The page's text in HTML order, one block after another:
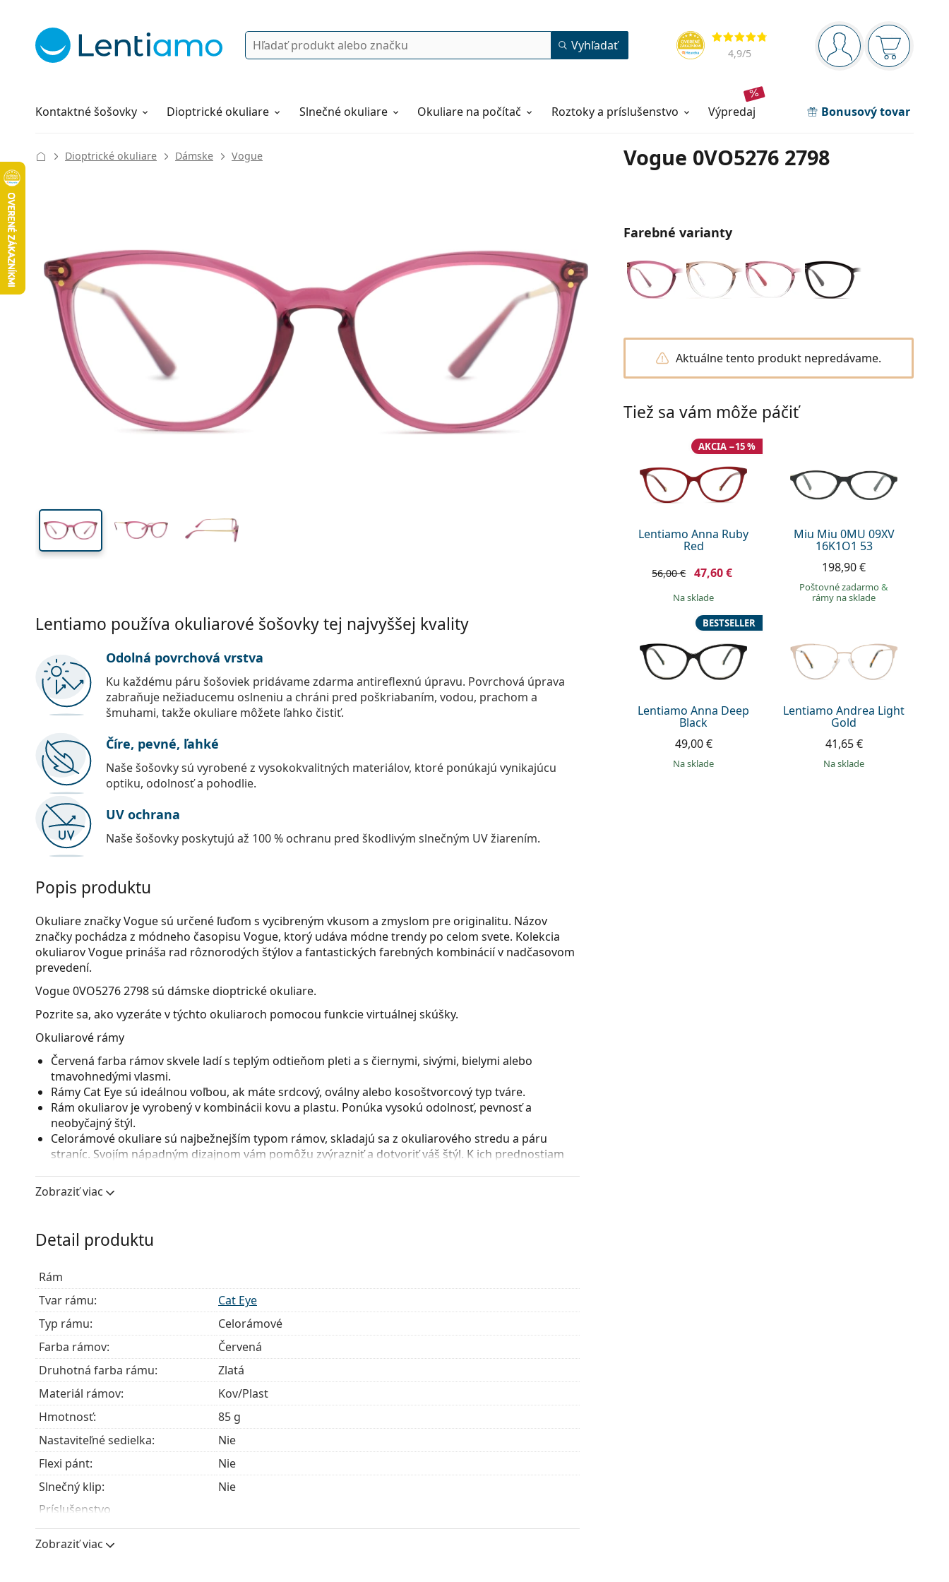
Navigačný panel
ste prihláseníNákupný
Hodnotenia
4,9/5
Vyhľadávanie Vyhľadať
Kontaktné šošovky
Roztoky Dioptrické okuliare Slnečné okuliare Okuliare na počítač Roztoky a príslušenstvo výpredaj Bonusový tovar
Všetko o nákupe
Vogue 0VO5276 2798
Dioptrické okuliare Dámske Vogue
Farebné varianty
Aktuálne tento produkt nepredávame.
Tiež sa vám môže páčiť
Lentiamo Anna Ruby
Red
AKCIA −15 %
56,00 € 47,60 €
na sklade
Miu Miu 0MU 09XV
16K1O1 53
198,90 €
Poštovné zadarmo&
rámy na sklade
Lentiamo Anna Deep
Black
BESTSELLER
49,00 €
na sklade
Lentiamo Andrea Light
Gold
41,65 €
na sklade
Lentiamo používa okuliarové šošovky tej najvyššej kvality
Odolná povrchová vrstva
Ku každému páru šošoviek pridávame zdarma antireflexnú úpravu. Povrchová úprava
zabraňuje nežiaducemu oslneniu a chráni pred poškriabaním, vodou, prachom a
šmuhami, takže okuliare môžete ľahko čistiť.
Číre, pevné, ľahké
Naše šošovky sú vyrobené z vysokokvalitných materiálov, ktoré ponúkajú vynikajúcu
optiku, odolnosť a pohodlie.
UV ochrana
Naše šošovky poskytujú až 100 % ochranu pred škodlivým slnečným UV žiarením.
Popis produktu
Okuliare značky Vogue sú určené ľuďom s vycibreným vkusom a zmyslom pre originalitu. Názov
značky pochádza z módneho časopisu Vogue, ktorý udáva módne trendy po celom svete. Kolekcia
okuliarov Vogue prináša rad rôznorodých štýlov a fantastických farebných kombinácií v nadčasovom
prevedení.
Vogue 0VO5276 2798sú dámske dioptrické okuliare.
Pozrite sa, ako vyzeráte v týchto okuliaroch pomocou funkcie virtuálnej skúšky.
Okuliarové rámy
Červená farba rámov skvele ladí s teplým odtieňom pleti a s čiernymi, sivými, bielymi alebo
tmavohnedými vlasmi.
Rámy Cat Eye sú ideálnou voľbou, ak máte srdcový, oválny alebo kosoštvorcový typ tváre.
Rám okuliarov je vyrobený v kombinácii kovu a plastu. Ponúka vysokú odolnosť, pevnosť a
neobyčajný štýl.
Celorámové okuliare sú najbežnejším typom rámov, skladajú sa z okuliarového stredu a páru
straníc. Svojím nápadným dizajnom vám pomôžu zvýrazniť a dotvoriť váš štýl. K ich prednostiam
pred poškodením. Tento druh rámu je vhodný pre všetky typy okuliarových šošoviek, vrátane tých
s vyššou optickou mohutnosťou.
Okuliare dodávame s originálnym puzdrom. Farba puzdra a jeho vyhotovenie sa môžu líšiť.
modely môžu namiesto handričky obsahovať textilné vrecko.
Ide o zdravotnícku pomôcku. Pred použitím si prečítajte pokyny.
Zobraziť viac
Detail produktu
Rám
Tvar rámu:
Cat Eye
Typ rámu:
Celorámové
Farba rámov:
Červená
Druhotná farba rámu:
Zlatá
Materiál rámov:
Kov/Plast
Hmotnosť:
85 g
Nastaviteľné sedielka:
Nie
Flexi pánt:
Nie
Slnečný klip:
Nie
Príslušenstvo
Puzdro:
Áno
Zobraziť viac